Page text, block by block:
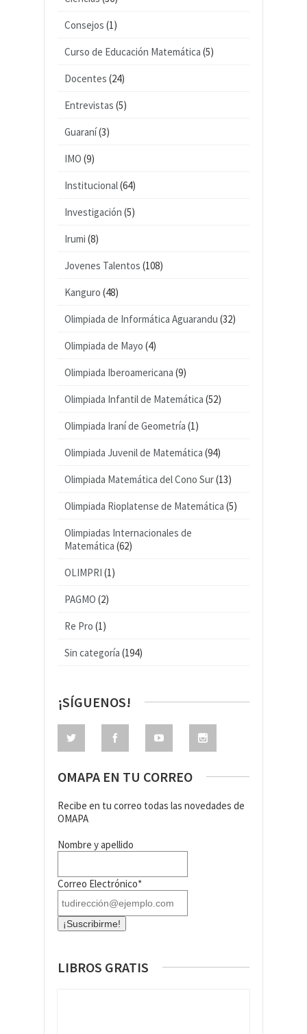
Consejos (1)
Curso de Educación Matemática (5)
Docentes (24)
Entrevistas (5)
Guaraní(3)
IMO (9)
Institucional(64)
Investigación (5)
Irumi (8)
Jovenes Talentos (108)
Kanguro (48)
Olimpiada de Informática Aguarandu (32)
Olimpiada de Mayo (4)
Olimpiada Iberoamericana (9)
Olimpiada Infantil de Matemática (52)
Olimpiada Iraní de Geometría (1)
Olimpiada Juvenil de Matemática (94)
Olimpiada Matemática del Cono Sur(13)
Olimpiada Rioplatense de Matemática (5)
Olimpiadas Internacionales de
Matemática (62)
OLIMPRI (1)
PAGMO (2)
Re Pro (1)
Sin categoría (194)
¡SÍGUENOS!
OMAPA EN TU CORREO
Recibe en tu correo todas las novedades de
OMAPA
Nombre y apellido
Correo Electrónico*
LIBROS GRATIS